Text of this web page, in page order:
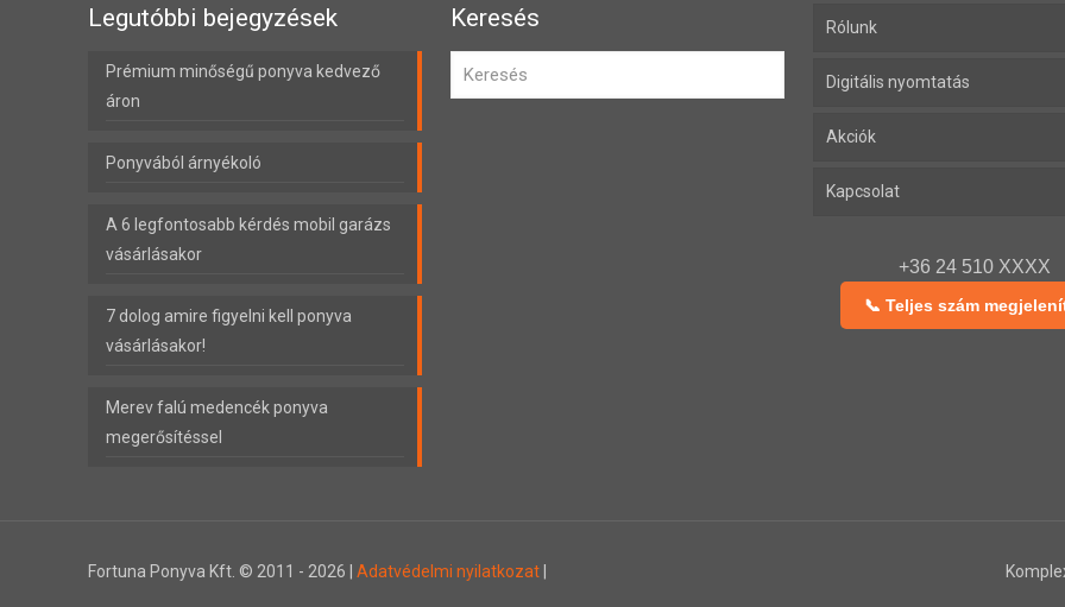
Legutóbbi bejegyzések
Prémium minőségű ponyva kedvező
áron
Ponyvából árnyékoló
A 6 legfontosabb kérdés mobil garázs
vásárlásakor
7 dolog amire figyelni kell ponyva
vásárlásakor!
Merev falú medencék ponyva
megerősítéssel
Keresés Rólunk
Digitális nyomtatás
Akciók
Kapcsolat
+36 24 510 XXXX
📞 Teljes szám
Fortuna Ponyva Kft. © 2011 - 2026 | Adatvédelmi nyilatkozat